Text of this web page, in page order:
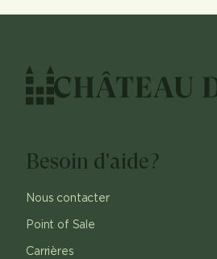
Besoin d'aide?
Nous contacter
Point of Sale
Carrières